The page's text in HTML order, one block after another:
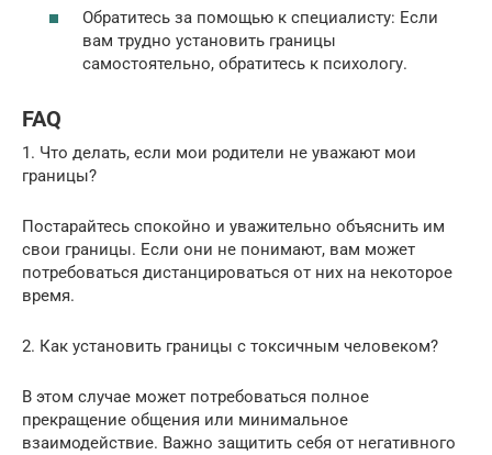
Обратитесь за помощью к специалисту: Если
вам трудно установить границы
самостоятельно, обратитесь к психологу.
FAQ
1. Что делать, если мои родители не уважают мои
границы?
Постарайтесь спокойно и уважительно объяснить им
свои границы. Если они не понимают, вам может
потребоваться дистанцироваться от них на некоторое
время.
2. Как установить границы с токсичным человеком?
В этом случае может потребоваться полное
прекращение общения или минимальное
взаимодействие. Важно защитить себя от негативного